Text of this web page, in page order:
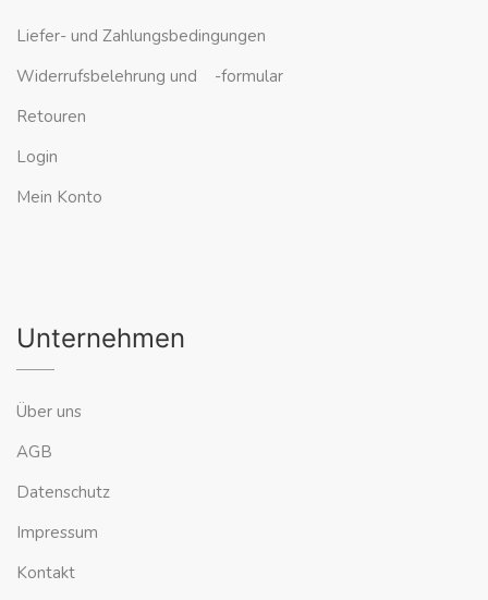
Liefer- und Zahlungsbedingungen
Widerrufsbelehrung und -formular
Retouren
Login
Mein Konto
Unternehmen
Über uns
AGB
Datenschutz
Impressum
Kontakt